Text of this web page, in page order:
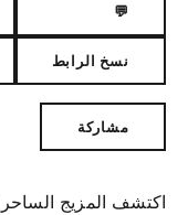
💬
نسخ الرابط
مشاركة
اكتشف المزيج الساحر